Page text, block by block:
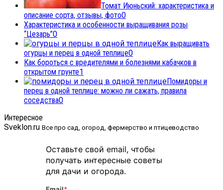
Томат Июньский: характеристика и
описание сорта, отзывы, фото0
Характеристика и особенности выращивания розы
“Цезарь”0
Как выращивать
огурцы и перец в одной теплице0
Как бороться с вредителями и болезнями кабачков в
открытом грунте1
Помидоры и
перец в одной теплице: можно ли сажать, правила
соседства0
Интересное
Sveklon.ru Все про сад, огород, фермерство и птицеводство
Оставьте свой email, чтобы
получать интересные советы
для дачи и огорода.